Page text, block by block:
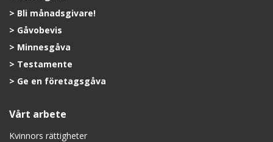
Bli månadsgivare!
Gåvobevis
Minnesgåva
Testamente
Ge en företagsgåva
Vårt arbete
Kvinnors rättigheter